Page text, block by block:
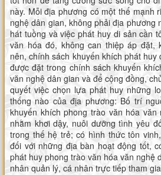
này. Mỗi địa phương có một thế mạnh
nghệ dân gian, không phải địa phương
hát tuồng và việc phát huy di sản cần
văn hóa đó, không can thiệp áp đặt,
nên, chính sách khuyến khích phát huy
được đặt trong chính sách khuyến
văn nghệ dân gian và để cộng đồng,
quyết việc chọn lựa phát huy những
thống nào của địa phương: Bố trí
khuyến khích phong trào văn hóa
nhằm khơi dậy, nuôi dưỡng tình yêu
trong thế hệ trẻ; có hình thức tôn
đối với những địa bàn hoạt động tốt,
phát huy phong trào văn hóa văn nghệ
nhân quản lý, cá nhân trực tiếp tham